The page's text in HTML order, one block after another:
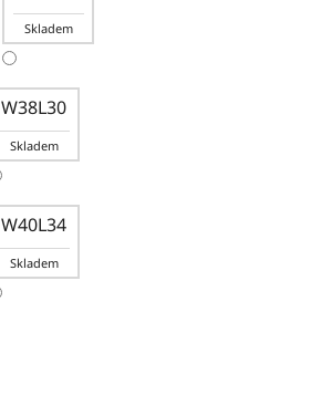
Skladem
W38L30
Skladem
W40L34
Skladem